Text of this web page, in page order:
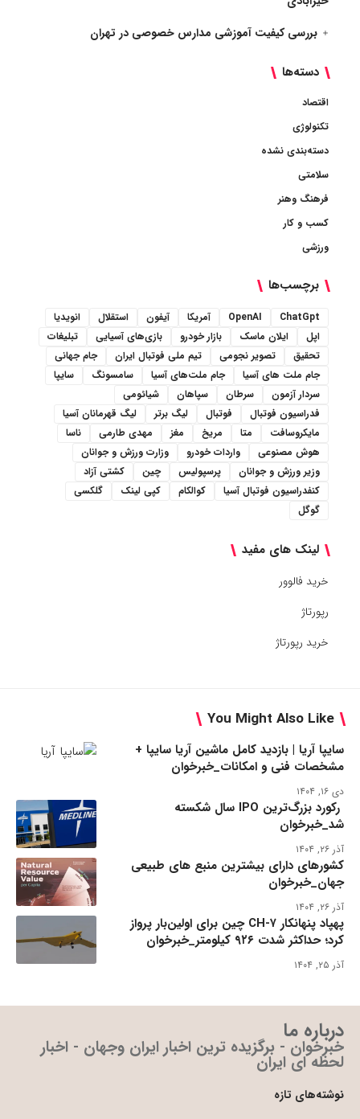
بررسی کیفیت آموزشی مدارس خصوصی در تهران
دسته‌ها
اقتصاد
تکنولوژی
دسته‌بندی نشده
سلامتی
فرهنگ وهنر
کسب و کار
ورزشی
برچسب‌ها
ChatGpt
OpenAI آمریکا آیفون استقلال
انویدیا
اپل
ایلان ماسک بازار خودرو بازی‌های آسیایی
تبلیغات
تحقیق
تصویر نجومی تیم ملی فوتبال ایران
جام جهانی
جام ملت های آسیا
جام ملت‌های آسیا سامسونگ
سایپا
سردار آزمون
سرطان سپاهان
شیائومی
فدراسیون فوتبال
فوتبال لیگ برتر
لیگ قهرمانان آسیا
مایکروسافت
متا مریخ مغز مهدی طارمی
ناسا
هوش مصنوعی
واردات خودرو
وزارت ورزش و جوانان
وزیر ورزش و جوانان
پرسپولیس چین
کشتی آزاد
کنفدراسیون فوتبال آسیا
کوالکام کپی لینک
گلکسی
گوگل
لینک های مفید
خرید فالوور
رپورتاژ
خرید رپورتاژ
You Might Also Like
سایپا آریا | بازدید کامل ماشین آریا سایپا +
مشخصات فنی و امکانات_خبرخوان
دی ۱۶, ۱۴۰۴
رکورد بزرگ‌ترین IPO سال شکسته
شد_خبرخوان
آذر ۲۶, ۱۴۰۴
کشورهای دارای بیشترین منبع های طبیعی
جهان_خبرخوان
آذر ۲۶, ۱۴۰۴
پهپاد پنهانکار CH-۷ چین برای اولین‌بار پرواز
کرد؛ حداکثر شدت ۹۲۶ کیلومتر_خبرخوان
آذر ۲۵, ۱۴۰۴
درباره ما
خبرخوان - برگزیده ترین اخبار ایران وجهان - اخبار
لحظه ای ایران
نوشته‌های تازه